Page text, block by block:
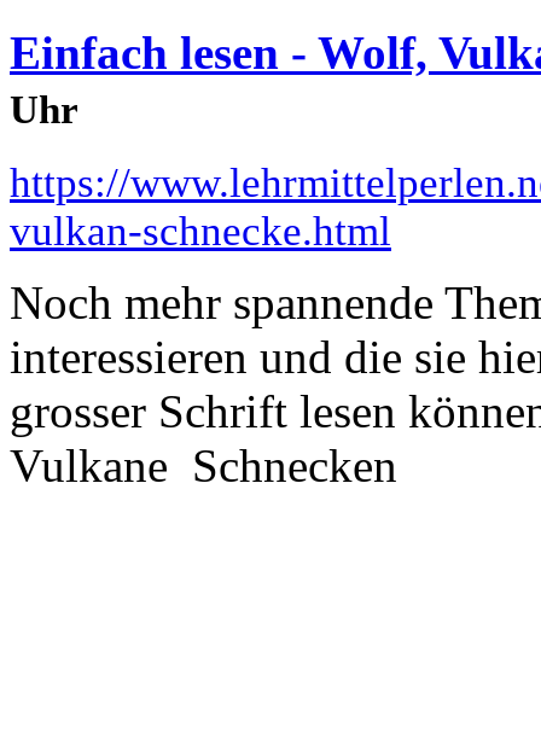
Einfach lesen - Wolf,
Uhr
https://
vulkan-schnecke.html
Noch mehr spannende
interessieren und die sie
grosser Schrift lesen
Vulkane Schnecken